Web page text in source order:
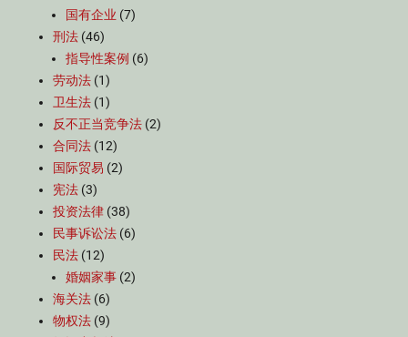
国有企业 (7)
刑法 (46)
指导性案例 (6)
劳动法 (1)
卫生法 (1)
反不正当竞争法 (2)
合同法 (12)
国际贸易 (2)
宪法 (3)
投资法律 (38)
民事诉讼法 (6)
民法 (12)
婚姻家事 (2)
海关法 (6)
物权法 (9)